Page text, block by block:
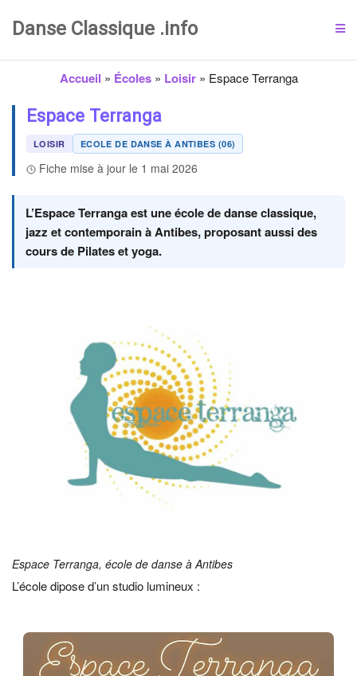
Danse Classique .info
Accueil » Écoles» Loisir» Espace Terranga
Espace Terranga
LOISIR ECOLE DE DANSE À ANTIBES (06)
Fiche mise à jour le 1 mai 2026
L’Espace Terranga est une école de danse classique,
jazz et contemporain à Antibes, proposant aussi des
cours de Pilates et yoga.
Espace Terranga, école de danse à Antibes
L’école dipose d’un studio lumineux :